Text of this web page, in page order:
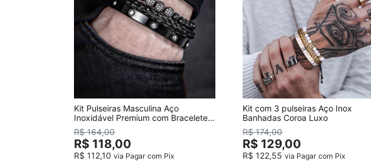
Kit Pulseiras Masculina Aço
Inoxidável Premium com Braceletes
Pretos
R$ 164,00
R$ 118,00
R$ 112,10 via Pagar com Pix
Kit com 3 pulseiras Aço Inox
Banhadas Coroa Luxo
R$ 174,00
R$ 129,00
R$ 122,55 via Pagar com Pix